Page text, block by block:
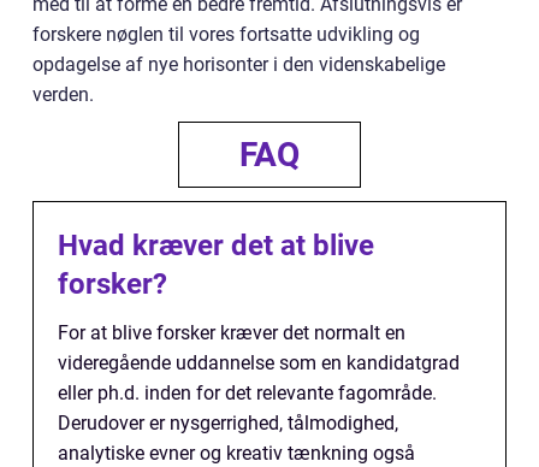
forskere nøglen til vores fortsatte udvikling og
opdagelse af nye horisonter i den videnskabelige
verden.
FAQ
Hvad kræver det at blive
forsker?
For at blive forsker kræver det normalt en
videregående uddannelse som en kandidatgrad
eller ph.d. inden for det relevante fagområde.
Derudover er nysgerrighed, tålmodighed,
analytiske evner og kreativ tænkning også